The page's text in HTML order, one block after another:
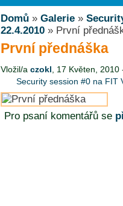
Domů» Galerie»
22.4.2010» První
První přednáška
Vložil/a czokl , 17 Květen, 2010
Security session #0 na FIT
Pro psaní komentářů se